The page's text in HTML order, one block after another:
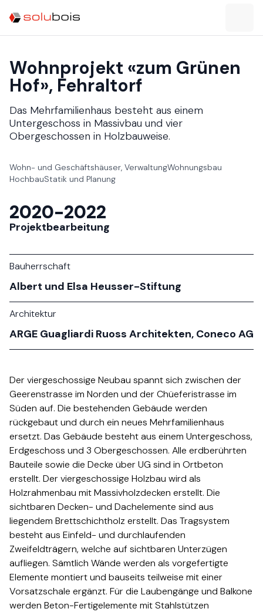
Wohnprojekt «zum Grünen
Hof»​​​​‌ ‍ ​‍​‍‌‍ ‌ ​‍‌‍‍‌‌‍‌ ‌‍‍‌‌‍ ‍​‍​‍​ ‍‍​‍​‍‌ ​ ‌‍​‌‌‍ ‍‌‍‍‌‌ ‌​‌ ‍‌​‍ ‍‌‍‍‌‌‍ ​‍​‍​‍ ​​‍​‍‌‍‍​‌ ​‍‌‍‌‌‌‍‌‍​‍​‍​ ‍‍​‍​‍‌‍‍​‌ ‌​‌ ‌​‌ ​​​ ‍‍​‍ ​‍ ‌‍ ​‌‍ ‌‍​ ‌‍​‌‌‍ ​‌‍‍​‌‍ ‌ ​ ‌ ‌​​ ‍‍​ ​ ​ ​ ​ ​ ​ ​ ​‍ ‌‍‍‌‌‍ ‍‌ ‌​‌‍‌‌‌‍ ‍‌ ‌​​‍ ‌‍‌‌‌‍‌​‌‍‍‌‌ ‌​​‍ ‌‍ ‌‌‍ ‌‍‌​‌‍‌‌​ ‌‌ ​​‌ ​‍‌‍‌‌‌ ​ ‌‍‌‌‌‍ ‍‌ ‌​‌‍​‌‌ ‌​‌‍‍‌‌‍ ‌‍ ‍​ ‍ ‌‍‍‌‌‍‌​​ ‌​ ‌‍‌‍​‌‌‍​‌​ ‍​​ ​ ​ ‌‍​ ‌​​ ​​​‍ ‌​ ‍​‌‍‌​​ ‍‌‌‍​‍​‍ ‌​ ‌​​ ‍​​ ‌‍‌‍‌‌​‍ ‌​ ‍‌‌‍​‌‌‍‌‍‌‍‌​​‍ ‌‌‍‌​​ ‍​​ ​‍​ ‍​​ ​​‌‍​‍​ ‌‌​ ‍‌​ ‍‌​ ‌‌​ ‌‌​ ‍​​ ‍ ‌ ‌​‌ ‍‌‌ ​​‌‍‌‌​ ‌‌ ​​‌ ​‍‌‍ ‌‍‍‍‌‍‌‌‌‍​ ‌ ‌​​ ‍ ‌ ​​‌‍​‌‌ ‌​‌‍‍​​ ‌‌ ‌​‌‍‍‌‌ ‌​‌‍ ​‌‍‌‌​‍‌‌​ ‌‌‌​​‍‌‌ ‌‍‍ ‌‍‌‌‌ ‍‌​‍‌‌​ ​ ‌​‌​​‍‌‌​ ​ ‌​‌​​‍‌‌​ ​‍​ ​‍‌‍‌​‌‍‌‌​‍‌‌​ ​‍​ ​‍​‍‌‌​ ‌‌‌​‌​​‍ ‍‌ ‌‍‌‍​‌‌‍ ​‌ ‌‌‌‍‌‌​ ‌‍​‍‌‍​‌‌ ​ ‌‍‌‌‌‌‌‌‌ ​‍‌‍ ​​ ‌‌‍‍​‌ ‌​‌ ‌​‌ ​​​‍‌‌​ ​ ‌​​‌​‍‌‌​ ​‍‌​‌‍​‍‌‌​ ​‍‌​‌‍‌‍ ​‌‍ ‌‍​ ‌‍​‌‌‍ ​‌‍‍​‌‍ ‌ ​ ‌ ‌​​‍‌‌​ ​ ‌​​‌​ ​ ​ ​ ​ ​ ​ ​ ​‍‌‍‌‍‍‌‌‍‌​​ ‌​ ‌‍‌‍​‌‌‍​‌​ ‍​​ ​ ​ ‌‍​ ‌​​ ​​​‍ ‌​ ‍​‌‍‌​​ ‍‌‌‍​‍​‍ ‌​ ‌​​ ‍​​ ‌‍‌‍‌‌​‍ ‌​ ‍‌‌‍​‌‌‍‌‍‌‍‌​​‍ ‌‌‍‌​​ ‍​​ ​‍​ ‍​​ ​​‌‍​‍​ ‌‌​ ‍‌​ ‍‌​ ‌‌​ ‌‌​ ‍​​‍‌‍‌ ‌​‌ ‍‌‌ ​​‌‍‌‌​ ‌‌ ​​‌ ​‍‌‍ ‌‍‍‍‌‍‌‌‌‍​ ‌ ‌​​‍‌‍‌ ​​‌‍​‌‌ ‌​‌‍‍​​ ‌‌ ‌​‌‍‍‌‌ ‌​‌‍ ​‌‍‌‌​‍‌‌​ ‌‌‌​​‍‌‌ ‌‍‍ ‌‍‌‌‌ ‍‌​‍‌‌​ ​ ‌​‌​​‍‌‌​ ​ ‌​‌​​‍‌‌​ ​‍​ ​‍‌‍‌​‌‍‌‌​‍‌‌​ ​‍​ ​‍​‍‌‌​ ‌‌‌​‌​​‍ ‍‌ ‌‍‌‍​‌‌‍ ​‌ ‌‌‌‍‌‌​‍‌‍‌ ​​‌‍‌‌‌ ​‍‌ ​ ‌ ​​‌‍‌‌‌‍​ ‌ ‌​‌‍‍‌‌ ‌‍‌‍‌‌​ ‌‌ ​​‌ ‌‌‌‍​‍‌‍ ​‌‍‍‌‌ ​ ‌‍‍​‌‍‌‌‌‍‌​​‍​‍‌ ‌, Fehraltorf​​​​‌ ‍ ​‍​‍‌‍ ‌ ​‍‌‍‍‌‌‍‌ ‌‍‍‌‌‍ ‍​‍​‍​ ‍‍​‍​‍‌ ​ ‌‍​‌‌‍ ‍‌‍‍‌‌ ‌​‌ ‍‌​‍ ‍‌‍‍‌‌‍ ​‍​‍​‍ ​​‍​‍‌‍‍​‌ ​‍‌‍‌‌‌‍‌‍​‍​‍​ ‍‍​‍​‍‌‍‍​‌ ‌​‌ ‌​‌ ​​​ ‍‍​‍ ​‍ ‌‍ ​‌‍ ‌‍​ ‌‍​‌‌‍ ​‌‍‍​‌‍ ‌ ​ ‌ ‌​​ ‍‍​ ​ ​ ​ ​ ​ ​ ​ ​‍ ‌‍‍‌‌‍ ‍‌ ‌​‌‍‌‌‌‍ ‍‌ ‌​​‍ ‌‍‌‌‌‍‌​‌‍‍‌‌ ‌​​‍ ‌‍ ‌‌‍ ‌‍‌​‌‍‌‌​ ‌‌ ​​‌ ​‍‌‍‌‌‌ ​ ‌‍‌‌‌‍ ‍‌ ‌​‌‍​‌‌ ‌​‌‍‍‌‌‍ ‌‍ ‍​ ‍ ‌‍‍‌‌‍‌​​ ‌​ ‌‍‌‍​‌‌‍​‌​ ‍​​ ​ ​ ‌‍​ ‌​​ ​​​‍ ‌​ ‍​‌‍‌​​ ‍‌‌‍​‍​‍ ‌​ ‌​​ ‍​​ ‌‍‌‍‌‌​‍ ‌​ ‍‌‌‍​‌‌‍‌‍‌‍‌​​‍ ‌‌‍‌​​ ‍​​ ​‍​ ‍​​ ​​‌‍​‍​ ‌‌​ ‍‌​ ‍‌​ ‌‌​ ‌‌​ ‍​​ ‍ ‌ ‌​‌ ‍‌‌ ​​‌‍‌‌​ ‌‌ ​​‌ ​‍‌‍ ‌‍‍‍‌‍‌‌‌‍​ ‌ ‌​​ ‍ ‌ ​​‌‍​‌‌ ‌​‌‍‍​​ ‌‌‍ ​‌‍ ‌‍​ ‌‍​‌‌ ‌​‌‍‍‌‌‍ ‌‍ ‍​‍‌‌​ ‌‌‌​​‍‌‌ ‌‍‍ ‌‍‌‌‌ ‍‌​‍‌‌​ ​ ‌​‌​​‍‌‌​ ​ ‌​‌​​‍‌‌​ ​‍​ ​‍‌‍‌​‌‍‌‌​‍‌‌​ ​‍​ ​‍​‍‌‌​ ‌‌‌​‌​​‍ ‍‌ ‌‍‌‍​‌‌‍ ​‌ ‌‌‌‍‌‌​ ‌‍​‍‌‍​‌‌ ​ ‌‍‌‌‌‌‌‌‌ ​‍‌‍ ​​ ‌‌‍‍​‌ ‌​‌ ‌​‌ ​​​‍‌‌​ ​ ‌​​‌​‍‌‌​ ​‍‌​‌‍​‍‌‌​ ​‍‌​‌‍‌‍ ​‌‍ ‌‍​ ‌‍​‌‌‍ ​‌‍‍​‌‍ ‌ ​ ‌ ‌​​‍‌‌​ ​ ‌​​‌​ ​ ​ ​ ​ ​ ​ ​ ​‍‌‍‌‍‍‌‌‍‌​​ ‌​ ‌‍‌‍​‌‌‍​‌​ ‍​​ ​ ​ ‌‍​ ‌​​ ​​​‍ ‌​ ‍​‌‍‌​​ ‍‌‌‍​‍​‍ ‌​ ‌​​ ‍​​ ‌‍‌‍‌‌​‍ ‌​ ‍‌‌‍​‌‌‍‌‍‌‍‌​​‍ ‌‌‍‌​​ ‍​​ ​‍​ ‍​​ ​​‌‍​‍​ ‌‌​ ‍‌​ ‍‌​ ‌‌​ ‌‌​ ‍​​‍‌‍‌ ‌​‌ ‍‌‌ ​​‌‍‌‌​ ‌‌ ​​‌ ​‍‌‍ ‌‍‍‍‌‍‌‌‌‍​ ‌ ‌​​‍‌‍‌ ​​‌‍​‌‌ ‌​‌‍‍​​ ‌‌‍ ​‌‍ ‌‍​ ‌‍​‌‌ ‌​‌‍‍‌‌‍ ‌‍ ‍​‍‌‌​ ‌‌‌​​‍‌‌ ‌‍‍ ‌‍‌‌‌ ‍‌​‍‌‌​ ​ ‌​‌​​‍‌‌​ ​ ‌​‌​​‍‌‌​ ​‍​ ​‍‌‍‌​‌‍‌‌​‍‌‌​ ​‍​ ​‍​‍‌‌​ ‌‌‌​‌​​‍ ‍‌ ‌‍‌‍​‌‌‍ ​‌ ‌‌‌‍‌‌​‍‌‍‌ ​​‌‍‌‌‌ ​‍‌ ​ ‌ ​​‌‍‌‌‌‍​ ‌ ‌​‌‍‍‌‌ ‌‍‌‍‌‌​ ‌‌ ​​‌ ‌‌‌‍​‍‌‍ ​‌‍‍‌‌ ​ ‌‍‍​‌‍‌‌‌‍‌​​‍​‍‌ ‌
Das Mehrfamilienhaus besteht aus einem
Untergeschoss in Massivbau und vier
Obergeschossen in Holzbauweise.​​​​‌ ‍ ​‍​‍‌‍ ‌ ​‍‌‍‍‌‌‍‌ ‌‍‍‌‌‍ ‍​‍​‍​ ‍‍​‍​‍‌ ​ ‌‍​‌‌‍ ‍‌‍‍‌‌ ‌​‌ ‍‌​‍ ‍‌‍‍‌‌‍ ​‍​‍​‍ ​​‍​‍‌‍‍​‌ ​‍‌‍‌‌‌‍‌‍​‍​‍​ ‍‍​‍​‍‌‍‍​‌ ‌​‌ ‌​‌ ​​​ ‍‍​‍ ​‍ ‌‍ ​‌‍ ‌‍​ ‌‍​‌‌‍ ​‌‍‍​‌‍ ‌ ​ ‌ ‌​​ ‍‍​ ​ ​ ​ ​ ​ ​ ​ ​‍ ‌‍‍‌‌‍ ‍‌ ‌​‌‍‌‌‌‍ ‍‌ ‌​​‍ ‌‍‌‌‌‍‌​‌‍‍‌‌ ‌​​‍ ‌‍ ‌‌‍ ‌‍‌​‌‍‌‌​ ‌‌ ​​‌ ​‍‌‍‌‌‌ ​ ‌‍‌‌‌‍ ‍‌ ‌​‌‍​‌‌ ‌​‌‍‍‌‌‍ ‌‍ ‍​ ‍ ‌‍‍‌‌‍‌​​ ‌​ ‌‍‌‍​‌‌‍​‌​ ‍​​ ​ ​ ‌‍​ ‌​​ ​​​‍ ‌​ ‍​‌‍‌​​ ‍‌‌‍​‍​‍ ‌​ ‌​​ ‍​​ ‌‍‌‍‌‌​‍ ‌​ ‍‌‌‍​‌‌‍‌‍‌‍‌​​‍ ‌‌‍‌​​ ‍​​ ​‍​ ‍​​ ​​‌‍​‍​ ‌‌​ ‍‌​ ‍‌​ ‌‌​ ‌‌​ ‍​​ ‍ ‌ ‌​‌ ‍‌‌ ​​‌‍‌‌​ ‌‌ ​​‌ ​‍‌‍ ‌‍‍‍‌‍‌‌‌‍​ ‌ ‌​​ ‍ ‌ ​​‌‍​‌‌ ‌​‌‍‍​​ ‌‌ ​ ‌‍‍​‌‍ ‌ ​‍‌ ‌​‌​‌​‌‍‌‌‌ ​ ‌‍​ ‌ ​‍‌‍‍‌‌ ​​‌ ‌​‌‍‍‌‌‍ ‌‍ ‍​‍‌‌​ ‌‌‌​​‍‌‌ ‌‍‍ ‌‍‌‌‌ ‍‌​‍‌‌​ ​ ‌​‌​​‍‌‌​ ​ ‌​‌​​‍‌‌​ ​‍​ ​‍‌‍‌​‌‍‌‌​‍‌‌​ ​‍​ ​‍​‍‌‌​ ‌‌‌​‌​​‍ ‍‌ ‌‍‌‍​‌‌‍ ​‌ ‌‌‌‍‌‌​ ‌‍​‍‌‍​‌‌ ​ ‌‍‌‌‌‌‌‌‌ ​‍‌‍ ​​ ‌‌‍‍​‌ ‌​‌ ‌​‌ ​​​‍‌‌​ ​ ‌​​‌​‍‌‌​ ​‍‌​‌‍​‍‌‌​ ​‍‌​‌‍‌‍ ​‌‍ ‌‍​ ‌‍​‌‌‍ ​‌‍‍​‌‍ ‌ ​ ‌ ‌​​‍‌‌​ ​ ‌​​‌​ ​ ​ ​ ​ ​ ​ ​ ​‍‌‍‌‍‍‌‌‍‌​​ ‌​ ‌‍‌‍​‌‌‍​‌​ ‍​​ ​ ​ ‌‍​ ‌​​ ​​​‍ ‌​ ‍​‌‍‌​​ ‍‌‌‍​‍​‍ ‌​ ‌​​ ‍​​ ‌‍‌‍‌‌​‍ ‌​ ‍‌‌‍​‌‌‍‌‍‌‍‌​​‍ ‌‌‍‌​​ ‍​​ ​‍​ ‍​​ ​​‌‍​‍​ ‌‌​ ‍‌​ ‍‌​ ‌‌​ ‌‌​ ‍​​‍‌‍‌ ‌​‌ ‍‌‌ ​​‌‍‌‌​ ‌‌ ​​‌ ​‍‌‍ ‌‍‍‍‌‍‌‌‌‍​ ‌ ‌​​‍‌‍‌ ​​‌‍​‌‌ ‌​‌‍‍​​ ‌‌ ​ ‌‍‍​‌‍ ‌ ​‍‌ ‌​‌​‌​‌‍‌‌‌ ​ ‌‍​ ‌ ​‍‌‍‍‌‌ ​​‌ ‌​‌‍‍‌‌‍ ‌‍ ‍​‍‌‌​ ‌‌‌​​‍‌‌ ‌‍‍ ‌‍‌‌‌ ‍‌​‍‌‌​ ​ ‌​‌​​‍‌‌​ ​ ‌​‌​​‍‌‌​ ​‍​ ​‍‌‍‌​‌‍‌‌​‍‌‌​ ​‍​ ​‍​‍‌‌​ ‌‌‌​‌​​‍ ‍‌ ‌‍‌‍​‌‌‍ ​‌ ‌‌‌‍‌‌​‍‌‍‌ ​​‌‍‌‌‌ ​‍‌ ​ ‌ ​​‌‍‌‌‌‍​ ‌ ‌​‌‍‍‌‌ ‌‍‌‍‌‌​ ‌‌ ​​‌ ‌‌‌‍​‍‌‍ ​‌‍‍‌‌ ​ ‌‍‍​‌‍‌‌‌‍‌​​‍​‍‌ ‌
Wohn- und Geschäftshäuser, Verwaltung​​​​‌ ‍ ​‍​‍‌‍ ‌ ​‍‌‍‍‌‌‍‌ ‌‍‍‌‌‍ ‍​‍​‍​ ‍‍​‍​‍‌ ​ ‌‍​‌‌‍ ‍‌‍‍‌‌ ‌​‌ ‍‌​‍ ‍‌‍‍‌‌‍ ​‍​‍​‍ ​​‍​‍‌‍‍​‌ ​‍‌‍‌‌‌‍‌‍​‍​‍​ ‍‍​‍​‍‌‍‍​‌ ‌​‌ ‌​‌ ​​​ ‍‍​‍ ​‍ ‌‍ ​‌‍ ‌‍​ ‌‍​‌‌‍ ​‌‍‍​‌‍ ‌ ​ ‌ ‌​​ ‍‍​ ​ ​ ​ ​ ​ ​ ​ ​‍ ‌‍‍‌‌‍ ‍‌ ‌​‌‍‌‌‌‍ ‍‌ ‌​​‍ ‌‍‌‌‌‍‌​‌‍‍‌‌ ‌​​‍ ‌‍ ‌‌‍ ‌‍‌​‌‍‌‌​ ‌‌ ​​‌ ​‍‌‍‌‌‌ ​ ‌‍‌‌‌‍ ‍‌ ‌​‌‍​‌‌ ‌​‌‍‍‌‌‍ ‌‍ ‍​ ‍ ‌‍‍‌‌‍‌​​ ‌‌‌‍‌‌‍‍‌‌​‍‍‌‍‍‍‌ ​​‌ ‌‌‌ ‍​‌‍‍​‌ ‌ ​ ​ ‌‍‍‍‌‌‌​‌‍‌ ​ ‍‌‌ ‌ ​ ‌‍‌​‍‌‌‍‍ ‌‍ ‍‌‍‌‌​ ‍​‌​ ​ ‍ ‌ ‌​‌ ‍‌‌ ​​‌‍‌‌​ ‌‌ ​​‌ ​‍‌‍ ‌‍‍‍‌‍‌‌‌‍​ ‌ ‌​‌​​ ‌‍​‌‌ ‌​‌‍‌‌‌‍‌ ‌‍ ‌ ​‍‌ ‍‌​ ‍ ‌ ​​‌‍​‌‌ ‌​‌‍‍​​ ‌‌‍ ‍‌‍​‌‌‍ ‌‌‍‌‌​‍‌‌​ ‌‌‌​​‍‌‌ ‌‍‍ ‌‍‌‌‌ ‍‌​‍‌‌​ ​ ‌​‌​​‍‌‌​ ​ ‌​‌​​‍‌‌​ ​‍​ ​‍‌‍‌​‌‍‌‌​‍‌‌​ ​‍​ ​‍​‍‌‌​ ‌‌‌​‌​​‍ ‍‌ ‌‍‌‍​‌‌‍ ​‌ ‌‌‌‍‌‌​ ‌‍​‍‌‍​‌‌ ​ ‌‍‌‌‌‌‌‌‌ ​‍‌‍ ​​ ‌‌‍‍​‌ ‌​‌ ‌​‌ ​​​‍‌‌​ ​ ‌​​‌​‍‌‌​ ​‍‌​‌‍​‍‌‌​ ​‍‌​‌‍‌‍ ​‌‍ ‌‍​ ‌‍​‌‌‍ ​‌‍‍​‌‍ ‌ ​ ‌ ‌​​‍‌‌​ ​ ‌​​‌​ ​ ​ ​ ​ ​ ​ ​ ​‍‌‍‌‍‍‌‌‍‌​​ ‌‌‌‍‌‌‍‍‌‌​‍‍‌‍‍‍‌ ​​‌ ‌‌‌ ‍​‌‍‍​‌ ‌ ​ ​ ‌‍‍‍‌‌‌​‌‍‌ ​ ‍‌‌ ‌ ​ ‌‍‌​‍‌‌‍‍ ‌‍ ‍‌‍‌‌​ ‍​‌​ ​‍‌‍‌ ‌​‌ ‍‌‌ ​​‌‍‌‌​ ‌‌ ​​‌ ​‍‌‍ ‌‍‍‍‌‍‌‌‌‍​ ‌ ‌​‌​​ ‌‍​‌‌ ‌​‌‍‌‌‌‍‌ ‌‍ ‌ ​‍‌ ‍‌​‍‌‍‌ ​​‌‍​‌‌ ‌​‌‍‍​​ ‌‌‍ ‍‌‍​‌‌‍ ‌‌‍‌‌​‍‌‌​ ‌‌‌​​‍‌‌ ‌‍‍ ‌‍‌‌‌ ‍‌​‍‌‌​ ​ ‌​‌​​‍‌‌​ ​ ‌​‌​​‍‌‌​ ​‍​ ​‍‌‍‌​‌‍‌‌​‍‌‌​ ​‍​ ​‍​‍‌‌​ ‌‌‌​‌​​‍ ‍‌ ‌‍‌‍​‌‌‍ ​‌ ‌‌‌‍‌‌​‍‌‍‌ ​​‌‍‌‌‌ ​‍‌ ​ ‌ ​​‌‍‌‌‌‍​ ‌ ‌​‌‍‍‌‌ ‌‍‌‍‌‌​ ‌‌ ​​‌ ‌‌‌‍​‍‌‍ ​‌‍‍‌‌ ​ ‌‍‍​‌‍‌‌‌‍‌​​‍​‍‌ ‌Wohnungsbau​​​​‌ ‍ ​‍​‍‌‍ ‌ ​‍‌‍‍‌‌‍‌ ‌‍‍‌‌‍ ‍​‍​‍​ ‍‍​‍​‍‌ ​ ‌‍​‌‌‍ ‍‌‍‍‌‌ ‌​‌ ‍‌​‍ ‍‌‍‍‌‌‍ ​‍​‍​‍ ​​‍​‍‌‍‍​‌ ​‍‌‍‌‌‌‍‌‍​‍​‍​ ‍‍​‍​‍‌‍‍​‌ ‌​‌ ‌​‌ ​​​ ‍‍​‍ ​‍ ‌‍ ​‌‍ ‌‍​ ‌‍​‌‌‍ ​‌‍‍​‌‍ ‌ ​ ‌ ‌​​ ‍‍​ ​ ​ ​ ​ ​ ​ ​ ​‍ ‌‍‍‌‌‍ ‍‌ ‌​‌‍‌‌‌‍ ‍‌ ‌​​‍ ‌‍‌‌‌‍‌​‌‍‍‌‌ ‌​​‍ ‌‍ ‌‌‍ ‌‍‌​‌‍‌‌​ ‌‌ ​​‌ ​‍‌‍‌‌‌ ​ ‌‍‌‌‌‍ ‍‌ ‌​‌‍​‌‌ ‌​‌‍‍‌‌‍ ‌‍ ‍​ ‍ ‌‍‍‌‌‍‌​​ ‌‌‌‍‌‌‍‍‌‌​‍‍‌‍‍‍‌ ​​‌ ‌‌‌ ‍​‌‍‍​‌ ‌ ​ ​ ‌‍‍‍‌‌‌​‌‍‌ ​ ‍‌‌ ‌ ​ ‌‍‌​‍‌‌‍‍ ‌‍ ‍‌‍‌‌‌‌‌ ‌‍​‌​ ‍ ‌ ‌​‌ ‍‌‌ ​​‌‍‌‌​ ‌‌ ​​‌ ​‍‌‍ ‌‍‍‍‌‍‌‌‌‍​ ‌ ‌​‌​​ ‌‍​‌‌ ‌​‌‍‌‌‌‍‌ ‌‍ ‌ ​‍‌ ‍‌​ ‍ ‌ ​​‌‍​‌‌ ‌​‌‍‍​​ ‌‌‍ ‍‌‍​‌‌‍ ‌‌‍‌‌​‍‌‌​ ‌‌‌​​‍‌‌ ‌‍‍ ‌‍‌‌‌ ‍‌​‍‌‌​ ​ ‌​‌​​‍‌‌​ ​ ‌​‌​​‍‌‌​ ​‍​ ​‍‌‍‌​‌‍‌‌​‍‌‌​ ​‍​ ​‍​‍‌‌​ ‌‌‌​‌​​‍ ‍‌ ‌‍‌‍​‌‌‍ ​‌ ‌‌‌‍‌‌​ ‌‍​‍‌‍​‌‌ ​ ‌‍‌‌‌‌‌‌‌ ​‍‌‍ ​​ ‌‌‍‍​‌ ‌​‌ ‌​‌ ​​​‍‌‌​ ​ ‌​​‌​‍‌‌​ ​‍‌​‌‍​‍‌‌​ ​‍‌​‌‍‌‍ ​‌‍ ‌‍​ ‌‍​‌‌‍ ​‌‍‍​‌‍ ‌ ​ ‌ ‌​​‍‌‌​ ​ ‌​​‌​ ​ ​ ​ ​ ​ ​ ​ ​‍‌‍‌‍‍‌‌‍‌​​ ‌‌‌‍‌‌‍‍‌‌​‍‍‌‍‍‍‌ ​​‌ ‌‌‌ ‍​‌‍‍​‌ ‌ ​ ​ ‌‍‍‍‌‌‌​‌‍‌ ​ ‍‌‌ ‌ ​ ‌‍‌​‍‌‌‍‍ ‌‍ ‍‌‍‌‌‌‌‌ ‌‍​‌​‍‌‍‌ ‌​‌ ‍‌‌ ​​‌‍‌‌​ ‌‌ ​​‌ ​‍‌‍ ‌‍‍‍‌‍‌‌‌‍​ ‌ ‌​‌​​ ‌‍​‌‌ ‌​‌‍‌‌‌‍‌ ‌‍ ‌ ​‍‌ ‍‌​‍‌‍‌ ​​‌‍​‌‌ ‌​‌‍‍​​ ‌‌‍ ‍‌‍​‌‌‍ ‌‌‍‌‌​‍‌‌​ ‌‌‌​​‍‌‌ ‌‍‍ ‌‍‌‌‌ ‍‌​‍‌‌​ ​ ‌​‌​​‍‌‌​ ​ ‌​‌​​‍‌‌​ ​‍​ ​‍‌‍‌​‌‍‌‌​‍‌‌​ ​‍​ ​‍​‍‌‌​ ‌‌‌​‌​​‍ ‍‌ ‌‍‌‍​‌‌‍ ​‌ ‌‌‌‍‌‌​‍‌‍‌ ​​‌‍‌‌‌ ​‍‌ ​ ‌ ​​‌‍‌‌‌‍​ ‌ ‌​‌‍‍‌‌ ‌‍‌‍‌‌​ ‌‌ ​​‌ ‌‌‌‍​‍‌‍ ​‌‍‍‌‌ ​ ‌‍‍​‌‍‌‌‌‍‌​​‍​‍‌ ‌
Hochbau​​​​‌ ‍ ​‍​‍‌‍ ‌ ​‍‌‍‍‌‌‍‌ ‌‍‍‌‌‍ ‍​‍​‍​ ‍‍​‍​‍‌ ​ ‌‍​‌‌‍ ‍‌‍‍‌‌ ‌​‌ ‍‌​‍ ‍‌‍‍‌‌‍ ​‍​‍​‍ ​​‍​‍‌‍‍​‌ ​‍‌‍‌‌‌‍‌‍​‍​‍​ ‍‍​‍​‍‌‍‍​‌ ‌​‌ ‌​‌ ​​​ ‍‍​‍ ​‍ ‌‍ ​‌‍ ‌‍​ ‌‍​‌‌‍ ​‌‍‍​‌‍ ‌ ​ ‌ ‌​​ ‍‍​ ​ ​ ​ ​ ​ ​ ​ ​‍ ‌‍‍‌‌‍ ‍‌ ‌​‌‍‌‌‌‍ ‍‌ ‌​​‍ ‌‍‌‌‌‍‌​‌‍‍‌‌ ‌​​‍ ‌‍ ‌‌‍ ‌‍‌​‌‍‌‌​ ‌‌ ​​‌ ​‍‌‍‌‌‌ ​ ‌‍‌‌‌‍ ‍‌ ‌​‌‍​‌‌ ‌​‌‍‍‌‌‍ ‌‍ ‍​ ‍ ‌‍‍‌‌‍‌​​ ‌‌‍‌‍‌‍‌​‌‍‌‍‌‍ ‍‌‌​​‌ ‍​‌‌‍​‌‍‌​‌​‌‍‌‌‍‍‌ ‌ ‌​‌​‌​​ ‌​‍ ‌‍‍‍​ ‍‌‌‍​ ‌‌‌ ‌‍‍‌​ ​‌‌‌‍‍‌​​‌​ ‍ ‌ ‌​‌ ‍‌‌ ​​‌‍‌‌​ ‌‌‍​ ‌‍ ‌‍ ‌‌ ​​‌‍‌‌‌ ‌​‌‍‌‌‌‍ ‍‌‍​ ‌‍‌‌​ ‍ ‌ ​​‌‍​‌‌ ‌​‌‍‍​​ ‌‌‍ ‍‌‍​‌‌‍ ‌‌‍‌‌​‍‌‌​ ‌‌‌​​‍‌‌ ‌‍‍ ‌‍‌‌‌ ‍‌​‍‌‌​ ​ ‌​‌​​‍‌‌​ ​ ‌​‌​​‍‌‌​ ​‍​ ​‍‌‍‌​‌‍‌‌​‍‌‌​ ​‍​ ​‍​‍‌‌​ ‌‌‌​‌​​‍ ‍‌ ‌‍‌‍​‌‌‍ ​‌ ‌‌‌‍‌‌​ ‌‍​‍‌‍​‌‌ ​ ‌‍‌‌‌‌‌‌‌ ​‍‌‍ ​​ ‌‌‍‍​‌ ‌​‌ ‌​‌ ​​​‍‌‌​ ​ ‌​​‌​‍‌‌​ ​‍‌​‌‍​‍‌‌​ ​‍‌​‌‍‌‍ ​‌‍ ‌‍​ ‌‍​‌‌‍ ​‌‍‍​‌‍ ‌ ​ ‌ ‌​​‍‌‌​ ​ ‌​​‌​ ​ ​ ​ ​ ​ ​ ​ ​‍‌‍‌‍‍‌‌‍‌​​ ‌‌‍‌‍‌‍‌​‌‍‌‍‌‍ ‍‌‌​​‌ ‍​‌‌‍​‌‍‌​‌​‌‍‌‌‍‍‌ ‌ ‌​‌​‌​​ ‌​‍ ‌‍‍‍​ ‍‌‌‍​ ‌‌‌ ‌‍‍‌​ ​‌‌‌‍‍‌​​‌​‍‌‍‌ ‌​‌ ‍‌‌ ​​‌‍‌‌​ ‌‌‍​ ‌‍ ‌‍ ‌‌ ​​‌‍‌‌‌ ‌​‌‍‌‌‌‍ ‍‌‍​ ‌‍‌‌​‍‌‍‌ ​​‌‍​‌‌ ‌​‌‍‍​​ ‌‌‍ ‍‌‍​‌‌‍ ‌‌‍‌‌​‍‌‌​ ‌‌‌​​‍‌‌ ‌‍‍ ‌‍‌‌‌ ‍‌​‍‌‌​ ​ ‌​‌​​‍‌‌​ ​ ‌​‌​​‍‌‌​ ​‍​ ​‍‌‍‌​‌‍‌‌​‍‌‌​ ​‍​ ​‍​‍‌‌​ ‌‌‌​‌​​‍ ‍‌ ‌‍‌‍​‌‌‍ ​‌ ‌‌‌‍‌‌​‍‌‍‌ ​​‌‍‌‌‌ ​‍‌ ​ ‌ ​​‌‍‌‌‌‍​ ‌ ‌​‌‍‍‌‌ ‌‍‌‍‌‌​ ‌‌ ​​‌ ‌‌‌‍​‍‌‍ ​‌‍‍‌‌ ​ ‌‍‍​‌‍‌‌‌‍‌​​‍​‍‌ ‌Statik und Planung​​​​‌ ‍ ​‍​‍‌‍ ‌ ​‍‌‍‍‌‌‍‌ ‌‍‍‌‌‍ ‍​‍​‍​ ‍‍​‍​‍‌ ​ ‌‍​‌‌‍ ‍‌‍‍‌‌ ‌​‌ ‍‌​‍ ‍‌‍‍‌‌‍ ​‍​‍​‍ ​​‍​‍‌‍‍​‌ ​‍‌‍‌‌‌‍‌‍​‍​‍​ ‍‍​‍​‍‌‍‍​‌ ‌​‌ ‌​‌ ​​​ ‍‍​‍ ​‍ ‌‍ ​‌‍ ‌‍​ ‌‍​‌‌‍ ​‌‍‍​‌‍ ‌ ​ ‌ ‌​​ ‍‍​ ​ ​ ​ ​ ​ ​ ​ ​‍ ‌‍‍‌‌‍ ‍‌ ‌​‌‍‌‌‌‍ ‍‌ ‌​​‍ ‌‍‌‌‌‍‌​‌‍‍‌‌ ‌​​‍ ‌‍ ‌‌‍ ‌‍‌​‌‍‌‌​ ‌‌ ​​‌ ​‍‌‍‌‌‌ ​ ‌‍‌‌‌‍ ‍‌ ‌​‌‍​‌‌ ‌​‌‍‍‌‌‍ ‌‍ ‍​ ‍ ‌‍‍‌‌‍‌​​ ‌​ ​ ​ ‍‌​ ​​​ ‌‌‌‍‌‌​ ​‍​ ​‍​ ‌‍​‍ ‌‌‍‌​​ ‍‌‌‍‌‍​ ‍‌​‍ ‌​ ‌​‌‍​‌​ ‌‌​ ‌​​‍ ‌​ ‍​​ ​ ​ ​ ​ ‍​​‍ ‌​ ​‌‌‍‌​​ ​​‌‍​ ‌‍‌‍​ ​‌​ ‍‌​ ‌‌​ ‌‌‌‍‌‍‌‍​‍​ ‌ ​ ‍ ‌ ‌​‌ ‍‌‌ ​​‌‍‌‌​ ‌‌‍​ ‌‍ ‌‍ ‌‌ ​​‌‍‌‌‌ ‌​‌‍‌‌‌‍ ‍‌‍​ ‌‍‌‌​ ‍ ‌ ​​‌‍​‌‌ ‌​‌‍‍​​ ‌‌‍ ‍‌‍​‌‌‍ ‌‌‍‌‌​‍‌‌​ ‌‌‌​​‍‌‌ ‌‍‍ ‌‍‌‌‌ ‍‌​‍‌‌​ ​ ‌​‌​​‍‌‌​ ​ ‌​‌​​‍‌‌​ ​‍​ ​‍‌‍‌​‌‍‌‌​‍‌‌​ ​‍​ ​‍​‍‌‌​ ‌‌‌​‌​​‍ ‍‌ ‌‍‌‍​‌‌‍ ​‌ ‌‌‌‍‌‌​ ‌‍​‍‌‍​‌‌ ​ ‌‍‌‌‌‌‌‌‌ ​‍‌‍ ​​ ‌‌‍‍​‌ ‌​‌ ‌​‌ ​​​‍‌‌​ ​ ‌​​‌​‍‌‌​ ​‍‌​‌‍​‍‌‌​ ​‍‌​‌‍‌‍ ​‌‍ ‌‍​ ‌‍​‌‌‍ ​‌‍‍​‌‍ ‌ ​ ‌ ‌​​‍‌‌​ ​ ‌​​‌​ ​ ​ ​ ​ ​ ​ ​ ​‍‌‍‌‍‍‌‌‍‌​​ ‌​ ​ ​ ‍‌​ ​​​ ‌‌‌‍‌‌​ ​‍​ ​‍​ ‌‍​‍ ‌‌‍‌​​ ‍‌‌‍‌‍​ ‍‌​‍ ‌​ ‌​‌‍​‌​ ‌‌​ ‌​​‍ ‌​ ‍​​ ​ ​ ​ ​ ‍​​‍ ‌​ ​‌‌‍‌​​ ​​‌‍​ ‌‍‌‍​ ​‌​ ‍‌​ ‌‌​ ‌‌‌‍‌‍‌‍​‍​ ‌ ​‍‌‍‌ ‌​‌ ‍‌‌ ​​‌‍‌‌​ ‌‌‍​ ‌‍ ‌‍ ‌‌ ​​‌‍‌‌‌ ‌​‌‍‌‌‌‍ ‍‌‍​ ‌‍‌‌​‍‌‍‌ ​​‌‍​‌‌ ‌​‌‍‍​​ ‌‌‍ ‍‌‍​‌‌‍ ‌‌‍‌‌​‍‌‌​ ‌‌‌​​‍‌‌ ‌‍‍ ‌‍‌‌‌ ‍‌​‍‌‌​ ​ ‌​‌​​‍‌‌​ ​ ‌​‌​​‍‌‌​ ​‍​ ​‍‌‍‌​‌‍‌‌​‍‌‌​ ​‍​ ​‍​‍‌‌​ ‌‌‌​‌​​‍ ‍‌ ‌‍‌‍​‌‌‍ ​‌ ‌‌‌‍‌‌​‍‌‍‌ ​​‌‍‌‌‌ ​‍‌ ​ ‌ ​​‌‍‌‌‌‍​ ‌ ‌​‌‍‍‌‌ ‌‍‌‍‌‌​ ‌‌ ​​‌ ‌‌‌‍​‍‌‍ ​‌‍‍‌‌ ​ ‌‍‍​‌‍‌‌‌‍‌​​‍​‍‌ ‌
2020-2022
Projektbearbeitung
Bauherrschaft
Albert und Elsa Heusser-Stiftung​​​​‌ ‍ ​‍​‍‌‍ ‌ ​‍‌‍‍‌‌‍‌ ‌‍‍‌‌‍ ‍​‍​‍​ ‍‍​‍​‍‌ ​ ‌‍​‌‌‍ ‍‌‍‍‌‌ ‌​‌ ‍‌​‍ ‍‌‍‍‌‌‍ ​‍​‍​‍ ​​‍​‍‌‍‍​‌ ​‍‌‍‌‌‌‍‌‍​‍​‍​ ‍‍​‍​‍‌‍‍​‌ ‌​‌ ‌​‌ ​​​ ‍‍​‍ ​‍ ‌‍ ​‌‍ ‌‍​ ‌‍​‌‌‍ ​‌‍‍​‌‍ ‌ ​ ‌ ‌​​ ‍‍​ ​ ​ ​ ​ ​ ​ ​ ​‍ ‌‍‍‌‌‍ ‍‌ ‌​‌‍‌‌‌‍ ‍‌ ‌​​‍ ‌‍‌‌‌‍‌​‌‍‍‌‌ ‌​​‍ ‌‍ ‌‌‍ ‌‍‌​‌‍‌‌​ ‌‌ ​​‌ ​‍‌‍‌‌‌ ​ ‌‍‌‌‌‍ ‍‌ ‌​‌‍​‌‌ ‌​‌‍‍‌‌‍ ‌‍ ‍​ ‍ ‌‍‍‌‌‍‌​​ ‌​ ‌‍‌‍​‌‌‍​‌​ ‍​​ ​ ​ ‌‍​ ‌​​ ​​​‍ ‌​ ‍​‌‍‌​​ ‍‌‌‍​‍​‍ ‌​ ‌​​ ‍​​ ‌‍‌‍‌‌​‍ ‌​ ‍‌‌‍​‌‌‍‌‍‌‍‌​​‍ ‌‌‍‌​​ ‍​​ ​‍​ ‍​​ ​​‌‍​‍​ ‌‌​ ‍‌​ ‍‌​ ‌‌​ ‌‌​ ‍​​ ‍ ‌ ‌​‌ ‍‌‌ ​​‌‍‌‌​ ‌‌ ​​‌ ​‍‌‍ ‌‍‍‍‌‍‌‌‌‍​ ‌ ‌​​ ‍ ‌ ​​‌‍​‌‌ ‌​‌‍‍​​ ‌‌‍​‍‌ ‌‌‌‍‍‌‌‍ ​‌‍‌​‌‍‌‌‌ ​‍​‍‌‌​ ‌‌‌​​‍‌‌ ‌‍‍ ‌‍‌‌‌ ‍‌​‍‌‌​ ​ ‌​‌​​‍‌‌​ ​ ‌​‌​​‍‌‌​ ​‍​ ​‍‌‍‌​‌‍‌‌​‍‌‌​ ​‍​ ​‍​‍‌‌​ ‌‌‌​‌​​‍ ‍‌ ‌‍‌‍​‌‌‍ ​‌ ‌‌‌‍‌‌​ ‌‍​‍‌‍​‌‌ ​ ‌‍‌‌‌‌‌‌‌ ​‍‌‍ ​​ ‌‌‍‍​‌ ‌​‌ ‌​‌ ​​​‍‌‌​ ​ ‌​​‌​‍‌‌​ ​‍‌​‌‍​‍‌‌​ ​‍‌​‌‍‌‍ ​‌‍ ‌‍​ ‌‍​‌‌‍ ​‌‍‍​‌‍ ‌ ​ ‌ ‌​​‍‌‌​ ​ ‌​​‌​ ​ ​ ​ ​ ​ ​ ​ ​‍‌‍‌‍‍‌‌‍‌​​ ‌​ ‌‍‌‍​‌‌‍​‌​ ‍​​ ​ ​ ‌‍​ ‌​​ ​​​‍ ‌​ ‍​‌‍‌​​ ‍‌‌‍​‍​‍ ‌​ ‌​​ ‍​​ ‌‍‌‍‌‌​‍ ‌​ ‍‌‌‍​‌‌‍‌‍‌‍‌​​‍ ‌‌‍‌​​ ‍​​ ​‍​ ‍​​ ​​‌‍​‍​ ‌‌​ ‍‌​ ‍‌​ ‌‌​ ‌‌​ ‍​​‍‌‍‌ ‌​‌ ‍‌‌ ​​‌‍‌‌​ ‌‌ ​​‌ ​‍‌‍ ‌‍‍‍‌‍‌‌‌‍​ ‌ ‌​​‍‌‍‌ ​​‌‍​‌‌ ‌​‌‍‍​​ ‌‌‍​‍‌ ‌‌‌‍‍‌‌‍ ​‌‍‌​‌‍‌‌‌ ​‍​‍‌‌​ ‌‌‌​​‍‌‌ ‌‍‍ ‌‍‌‌‌ ‍‌​‍‌‌​ ​ ‌​‌​​‍‌‌​ ​ ‌​‌​​‍‌‌​ ​‍​ ​‍‌‍‌​‌‍‌‌​‍‌‌​ ​‍​ ​‍​‍‌‌​ ‌‌‌​‌​​‍ ‍‌ ‌‍‌‍​‌‌‍ ​‌ ‌‌‌‍‌‌​‍‌‍‌ ​​‌‍‌‌‌ ​‍‌ ​ ‌ ​​‌‍‌‌‌‍​ ‌ ‌​‌‍‍‌‌ ‌‍‌‍‌‌​ ‌‌ ​​‌ ‌‌‌‍​‍‌‍ ​‌‍‍‌‌ ​ ‌‍‍​‌‍‌‌‌‍‌​​‍​‍‌ ‌
Architektur
ARGE Guagliardi Ruoss Architekten, Coneco AG​​​​‌ ‍ ​‍​‍‌‍ ‌ ​‍‌‍‍‌‌‍‌ ‌‍‍‌‌‍ ‍​‍​‍​ ‍‍​‍​‍‌ ​ ‌‍​‌‌‍ ‍‌‍‍‌‌ ‌​‌ ‍‌​‍ ‍‌‍‍‌‌‍ ​‍​‍​‍ ​​‍​‍‌‍‍​‌ ​‍‌‍‌‌‌‍‌‍​‍​‍​ ‍‍​‍​‍‌‍‍​‌ ‌​‌ ‌​‌ ​​​ ‍‍​‍ ​‍ ‌‍ ​‌‍ ‌‍​ ‌‍​‌‌‍ ​‌‍‍​‌‍ ‌ ​ ‌ ‌​​ ‍‍​ ​ ​ ​ ​ ​ ​ ​ ​‍ ‌‍‍‌‌‍ ‍‌ ‌​‌‍‌‌‌‍ ‍‌ ‌​​‍ ‌‍‌‌‌‍‌​‌‍‍‌‌ ‌​​‍ ‌‍ ‌‌‍ ‌‍‌​‌‍‌‌​ ‌‌ ​​‌ ​‍‌‍‌‌‌ ​ ‌‍‌‌‌‍ ‍‌ ‌​‌‍​‌‌ ‌​‌‍‍‌‌‍ ‌‍ ‍​ ‍ ‌‍‍‌‌‍‌​​ ‌​ ‌‍‌‍​‌‌‍​‌​ ‍​​ ​ ​ ‌‍​ ‌​​ ​​​‍ ‌​ ‍​‌‍‌​​ ‍‌‌‍​‍​‍ ‌​ ‌​​ ‍​​ ‌‍‌‍‌‌​‍ ‌​ ‍‌‌‍​‌‌‍‌‍‌‍‌​​‍ ‌‌‍‌​​ ‍​​ ​‍​ ‍​​ ​​‌‍​‍​ ‌‌​ ‍‌​ ‍‌​ ‌‌​ ‌‌​ ‍​​ ‍ ‌ ‌​‌ ‍‌‌ ​​‌‍‌‌​ ‌‌ ​​‌ ​‍‌‍ ‌‍‍‍‌‍‌‌‌‍​ ‌ ‌​​ ‍ ‌ ​​‌‍​‌‌ ‌​‌‍‍​​ ‌‌‍​‌‌ ​‍‌‍​ ‌‍‍​‌‍‍‌‌ ‌​‌‍‌‌‌‍​ ‌ ‌​​‍‌‌​ ‌‌‌​​‍‌‌ ‌‍‍ ‌‍‌‌‌ ‍‌​‍‌‌​ ​ ‌​‌​​‍‌‌​ ​ ‌​‌​​‍‌‌​ ​‍​ ​‍‌‍‌​‌‍‌‌​‍‌‌​ ​‍​ ​‍​‍‌‌​ ‌‌‌​‌​​‍ ‍‌ ‌‍‌‍​‌‌‍ ​‌ ‌‌‌‍‌‌​ ‌‍​‍‌‍​‌‌ ​ ‌‍‌‌‌‌‌‌‌ ​‍‌‍ ​​ ‌‌‍‍​‌ ‌​‌ ‌​‌ ​​​‍‌‌​ ​ ‌​​‌​‍‌‌​ ​‍‌​‌‍​‍‌‌​ ​‍‌​‌‍‌‍ ​‌‍ ‌‍​ ‌‍​‌‌‍ ​‌‍‍​‌‍ ‌ ​ ‌ ‌​​‍‌‌​ ​ ‌​​‌​ ​ ​ ​ ​ ​ ​ ​ ​‍‌‍‌‍‍‌‌‍‌​​ ‌​ ‌‍‌‍​‌‌‍​‌​ ‍​​ ​ ​ ‌‍​ ‌​​ ​​​‍ ‌​ ‍​‌‍‌​​ ‍‌‌‍​‍​‍ ‌​ ‌​​ ‍​​ ‌‍‌‍‌‌​‍ ‌​ ‍‌‌‍​‌‌‍‌‍‌‍‌​​‍ ‌‌‍‌​​ ‍​​ ​‍​ ‍​​ ​​‌‍​‍​ ‌‌​ ‍‌​ ‍‌​ ‌‌​ ‌‌​ ‍​​‍‌‍‌ ‌​‌ ‍‌‌ ​​‌‍‌‌​ ‌‌ ​​‌ ​‍‌‍ ‌‍‍‍‌‍‌‌‌‍​ ‌ ‌​​‍‌‍‌ ​​‌‍​‌‌ ‌​‌‍‍​​ ‌‌‍​‌‌ ​‍‌‍​ ‌‍‍​‌‍‍‌‌ ‌​‌‍‌‌‌‍​ ‌ ‌​​‍‌‌​ ‌‌‌​​‍‌‌ ‌‍‍ ‌‍‌‌‌ ‍‌​‍‌‌​ ​ ‌​‌​​‍‌‌​ ​ ‌​‌​​‍‌‌​ ​‍​ ​‍‌‍‌​‌‍‌‌​‍‌‌​ ​‍​ ​‍​‍‌‌​ ‌‌‌​‌​​‍ ‍‌ ‌‍‌‍​‌‌‍ ​‌ ‌‌‌‍‌‌​‍‌‍‌ ​​‌‍‌‌‌ ​‍‌ ​ ‌ ​​‌‍‌‌‌‍​ ‌ ‌​‌‍‍‌‌ ‌‍‌‍‌‌​ ‌‌ ​​‌ ‌‌‌‍​‍‌‍ ​‌‍‍‌‌ ​ ‌‍‍​‌‍‌‌‌‍‌​​‍​‍‌ ‌
Der viergeschossige Neubau spannt sich zwischen der
Geerenstrasse im Norden und der Chüeferistrasse im
Süden auf. Die bestehenden Gebäude werden
rückgebaut und durch ein neues Mehrfamilienhaus
ersetzt. Das Gebäude besteht aus einem Untergeschoss,
Erdgeschoss und 3 Obergeschossen. Alle erdberührten
Bauteile sowie die Decke über UG sind in Ortbeton
erstellt. Der viergeschossige Holzbau wird als
Holzrahmenbau mit Massivholzdecken erstellt. Die
sichtbaren Decken- und Dachelemente sind aus
liegendem Brettschichtholz erstellt. Das Tragsystem
besteht aus Einfeld- und durchlaufenden
Zweifeldträgern, welche auf sichtbaren Unterzügen
aufliegen. Sämtlich Wände werden als vorgefertigte
Elemente montiert und bauseits teilweise mit einer
Vorsatzschale ergänzt. Für die Laubengänge und Balkone
werden Beton-Fertigelemente mit Stahlstützen